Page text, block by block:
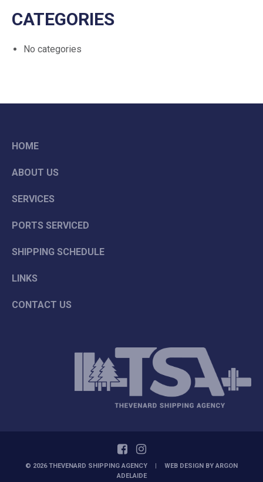
CATEGORIES
No categories
HOME
ABOUT US
SERVICES
PORTS SERVICED
SHIPPING SCHEDULE
LINKS
CONTACT US
© 2026 THEVENARD SHIPPING AGENCY WEB DESIGN BYARGON
ADELAIDE